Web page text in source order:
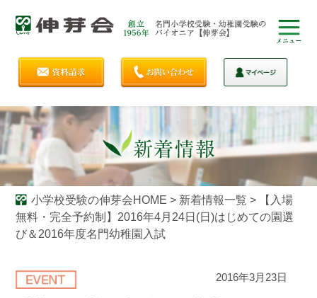
小学校受験の伸芽会HOME > 新着情報一覧 >
【入場
無料・完全予約制】2016年4月24日(日)はじめての園選
び＆2016年度名門幼稚園入試
2016年3月23日